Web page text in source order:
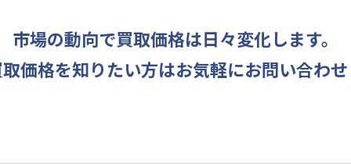
市場の動向で買取価格は日々変化します。
価格を知りたい方はお気軽にお問い合わ